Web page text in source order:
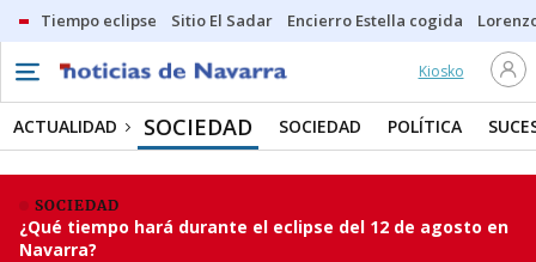
Tiempo eclipse Sitio El Sadar Encierro Estella cogida
Kiosko
ACTUALIDAD SOCIEDAD SOCIEDAD POLÍTICA
SOCIEDAD
¿Qué tiempo hará durante el eclipse del 12 de agosto en
Navarra?